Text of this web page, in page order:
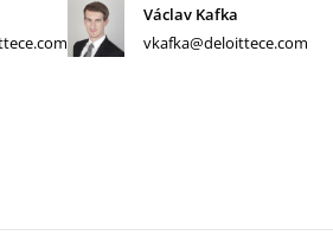
Václav Kafka
vkafka@deloittece.com